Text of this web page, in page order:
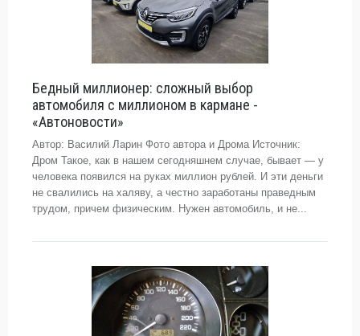
Бедный миллионер: сложный выбор
автомобиля с миллионом в кармане -
«Автоновости»
Автор: Василий Ларин Фото автора и Дрома Источник:
Дром Такое, как в нашем сегодняшнем случае, бывает — у
человека появился на руках миллион рублей. И эти деньги
не свалились на халяву, а честно заработаны праведным
трудом, причем физическим. Нужен автомобиль, и не...